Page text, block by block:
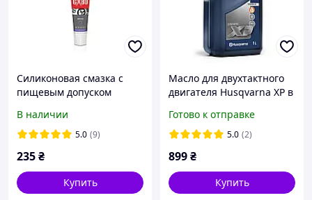
Силиконовая смазка с
пищевым допуском
В наличии
5.0 (9)
235₴
Купить
Масло для двухтактного
двигателя Husqvarna XP в
Готово к отправке
5.0 (2)
899₴
Купить